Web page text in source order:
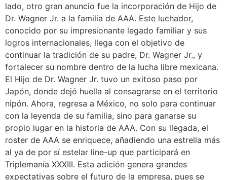
lado, otro gran anuncio fue la incorporación de Hijo de
Dr. Wagner Jr. a la familia de AAA. Este luchador,
conocido por su impresionante legado familiar y sus
logros internacionales, llega con el objetivo de
continuar la tradición de su padre, Dr. Wagner Jr., y
fortalecer su nombre dentro de la lucha libre mexicana.
El Hijo de Dr. Wagner Jr. tuvo un exitoso paso por
Japón, donde dejó huella al consagrarse en el territorio
nipón. Ahora, regresa a México, no solo para continuar
con la leyenda de su familia, sino para ganarse su
propio lugar en la historia de AAA. Con su llegada, el
roster de AAA se enriquece, añadiendo una estrella más
al ya de por sí estelar line-up que participará en
Triplemanía XXXIII. Esta adición genera grandes
expectativas sobre el futuro de la empresa, pues se